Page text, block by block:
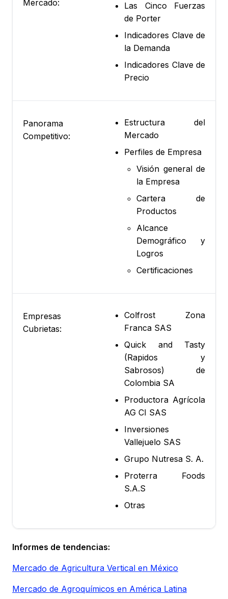
Mercado:
Las Cinco Fuerzas
de Porter
Indicadores Clave de
la Demanda
Indicadores Clave de
Precio
Panorama
Competitivo:
Estructura del
Mercado
Perfiles de Empresa
Visión general de
la Empresa
Cartera de
Productos
Alcance
Demográfico y
Logros
Certificaciones
Empresas
Cubrietas:
Colfrost Zona
Franca SAS
Quick and Tasty
(Rapidos y
Sabrosos) de
Colombia SA
Productora Agrícola
AG CI SAS
Inversiones
Vallejuelo SAS
Grupo Nutresa S. A.
Proterra Foods
S.A.S
Otras
Informes de tendencias:
Mercado de Agricultura Vertical en México
Mercado de Agroquímicos en América Latina